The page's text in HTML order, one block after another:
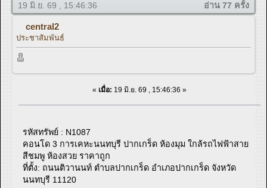
19 มิ.ย. 69 , 15:46:36 อ่าน 77 ครั้ง
central2
ประชาสัมพันธ์
« เมื่อ: 19 มิ.ย. 69 , 15:46:36 »
รหัสทรัพย์ : N1087
คอนโด 3 การเคหะนนทบุรี ปากเกร็ด ห้องมุม ใกล้รถไฟฟ้าสาย
สีชมพู ห้องสวย ราคาถูก
ที่ตั้ง: ถนนติวานนท์ ตำบลปากเกร็ด อำเภอปากเกร็ด จังหวัด
นนทบุรี 11120